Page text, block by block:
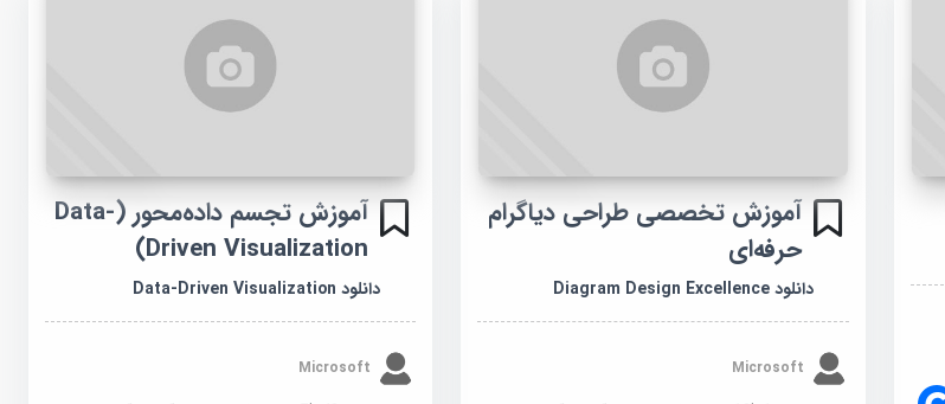
آموزش تخصصی طراحی دیاگرام
حرفه‌ای
دانلود Diagram Design Excellence
آموزش تجسم داده‌محور (Data-
Driven Visualization)
دانلود Data-Driven Visualization